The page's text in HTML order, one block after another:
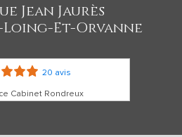
Jean Jaurès
Loing-Et-Orvanne
20 avis